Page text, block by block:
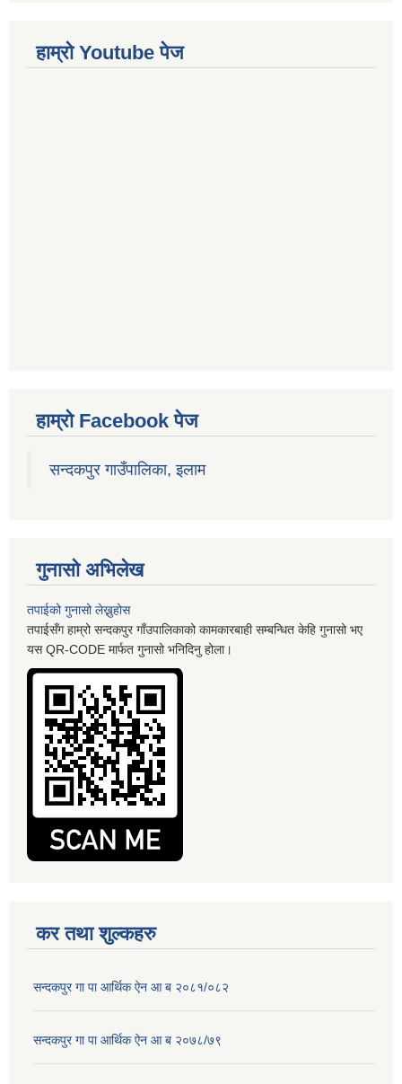
हाम्रो Youtube पेज
हाम्रो Facebook पेज
सन्दकपुर गाउँपालिका, इलाम
गुनासो अभिलेख
तपाईको गुनासो लेख्नुहोस
तपाईसँग हाम्रो सन्दकपुर गाँउपालिकाको कामकारबाही सम्बन्धित केहि गुनासो भए
यस QR-CODE मार्फत गुनासो भनिदिनु होला।
कर तथा शुल्कहरु
सन्दकपुर गा पा आर्थिक ऐन आ ब २०८१/०८२
सन्दकपुर गा पा आर्थिक ऐन आ ब २०७८/७९